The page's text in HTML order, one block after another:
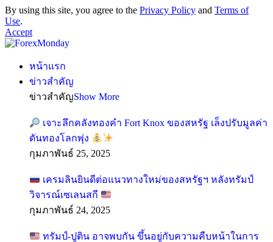
By using this site, you agree to the Privacy Policy and Terms of
Use.
Accept
หน้าแรก
ข่าวสำคัญ
ข่าวสำคัญShow More
เจาะลึกคลังทองคำ Fort Knox ของสหรัฐ เล็งปรับมูลค่า
ดันทองโลกพุ่ง
กุมภาพันธ์ 25, 2025
เครมลินยินดีต่อแนวทางใหม่ของสหรัฐฯ หลังทรัมป์
วิจารณ์เซเลนสกี
กุมภาพันธ์ 24, 2025
ทรัมป์-ปูติน อาจพบกัน ขึ้นอยู่กับความคืบหน้าในการ